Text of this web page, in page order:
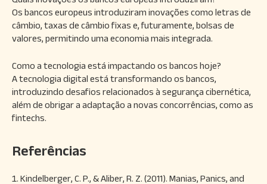
Os bancos europeus introduziram inovações como letras de
câmbio, taxas de câmbio fixas e, futuramente, bolsas de
valores, permitindo uma economia mais integrada.
Como a tecnologia está impactando os bancos hoje?
A tecnologia digital está transformando os bancos,
introduzindo desafios relacionados à segurança cibernética,
além de obrigar a adaptação a novas concorrências, como as
fintechs.
Referências
Kindelberger, C. P., & Aliber, R. Z. (2011). Manias, Panics, and